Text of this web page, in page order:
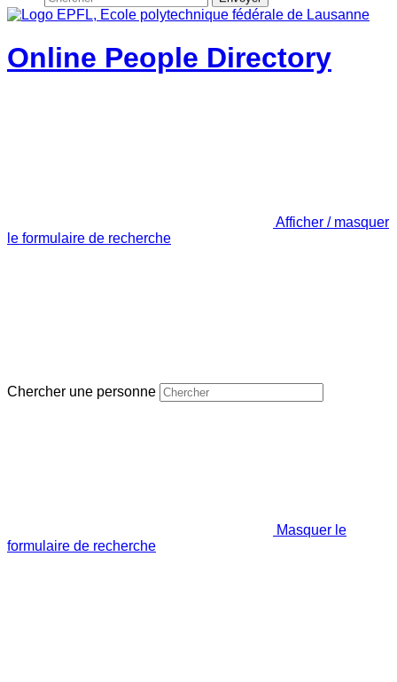
Online People Directory
Afficher / masquer
le formulaire de recherche
Chercher une personne
Masquer le
formulaire de recherche